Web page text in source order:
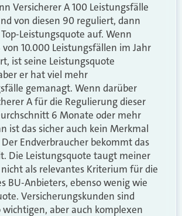
Versicherer A 100 Leistungsfälle
von diesen 90 reguliert, dann
Leistungsquote auf. Wenn
von 10.000 Leistungsfällen im Jahr
ist seine Leistungsquote
er hat viel mehr
gemanagt. Wenn darüber
A für die Regulierung dieser
6 Monate oder mehr
ist das sicher auch kein Merkmal
Endverbraucher bekommt das
Die Leistungsquote taugt meiner
als relevantes Kriterium für die
BU-Anbieters, ebenso wenig wie
Versicherungskunden sind
wichtigen, aber auch komplexen